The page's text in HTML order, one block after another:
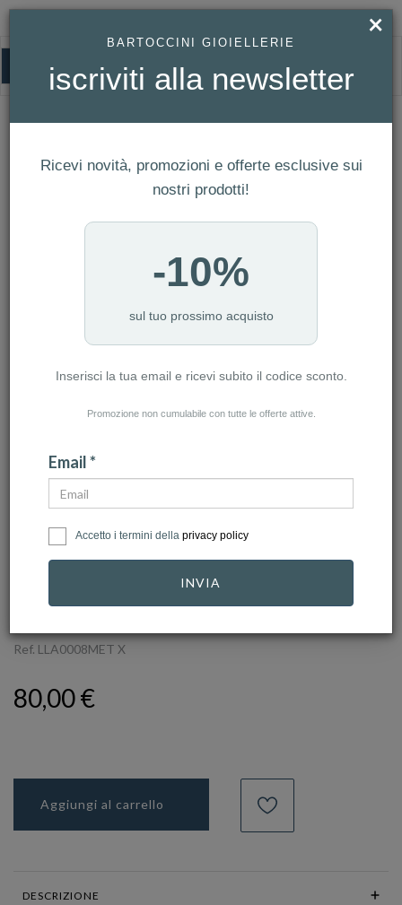
HOMEPAGE PORTACHIAVI UNODE50 - NIÑO Y NIÑA REF. LLA0008METX
PORTACHIAVI UNOde50 - Niño y niña
Ref. LLA0008METX
click to zoom
Ref. LLA0008MET X
80,00 €
Aggiungi al carrello
DESCRIZIONE
×
BARTOCCINI GIOIELLERIE
iscriviti alla newsletter
Ricevi novità, promozioni e offerte esclusive sui
nostri prodotti!
-10%
sul tuo prossimo acquisto
Inserisci la tua email e ricevi subito il codice sconto.
Promozione non cumulabile con tutte le offerte attive.
Email *
Accetto i termini della privacy policy
INVIA